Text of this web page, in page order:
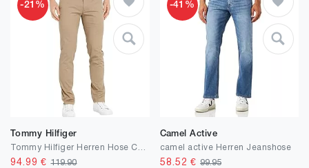
-21%
Tommy Hilfiger
94.99 €119.90
-41%
Camel Active
camel active Herren Jeanshose
58.52 € 99.95